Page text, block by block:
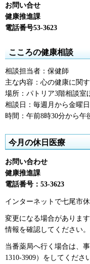
お問い合せ
健康推進課
電話番号53-3623
こころの健康相談
相談担当者：保健師
主な内容：心の健康に関
場所：パトリア3階相談室
相談日：毎週月から金曜日
時間：午前8時30分から午
今月の休日医療
お問い合わせ
健康推進課
電話番号：53-3623
インターネットで七尾市
変更になる場合がありま
情報を確認してください。
当番薬局へ行く場合は、
1310-3909）をしてくださ